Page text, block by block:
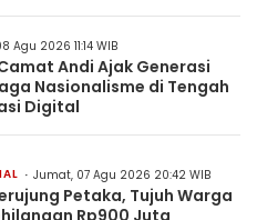
Agu 2026 11:14 WIB
Camat Andi Ajak Generasi
Nasionalisme di Tengah
Digital
Jumat, 07 Agu 2026 20:42 WIB
Petaka, Tujuh Warga
Rp900 Juta